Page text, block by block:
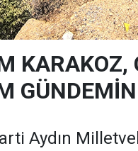
KARAKOZ,
Aydın